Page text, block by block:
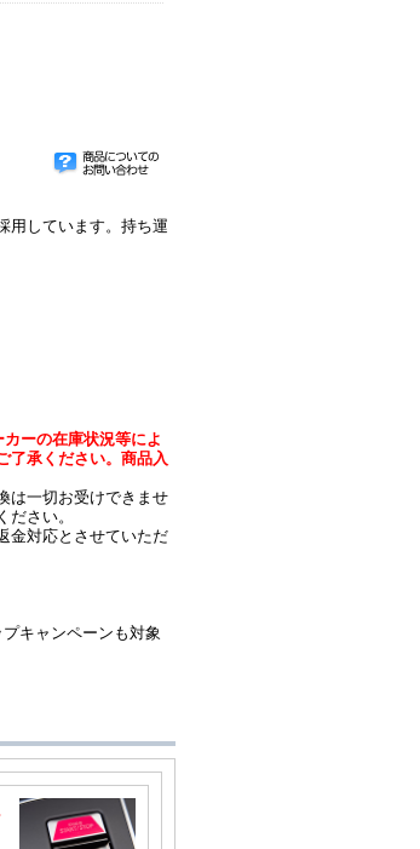
用しています。持ち運
ーの在庫状況等によ
了承ください。商品入
は一切お受けできませ
さい。
金対応とさせていただ
キャンペーンも対象